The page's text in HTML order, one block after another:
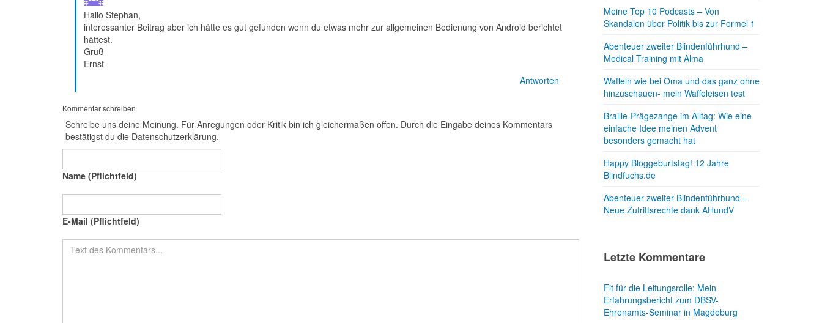
Hallo Stephan,
interessanter Beitrag aber ich hätte es gut gefunden wenn du etwas mehr zur allgemeinen Bedienung von Android berichtet
hättest.
Gruß
Ernst
Antworten
Kommentar schreiben
Schreibe uns deine Meinung. Für Anregungen oder Kritik bin ich gleichermaßen offen. Durch die Eingabe deines Kommentars
bestätigst du die Datenschutzerklärung.
Name (Pflichtfeld)
E-Mail (Pflichtfeld)
Text des Kommentars
Meine Top 10 Podcasts – Von
Skandalen über Politik bis zur Formel 1
Abenteuer zweiter Blindenführhund –
Medical Training mit Alma
Waffeln wie bei Oma und das ganz ohne
hinzuschauen- mein Waffeleisen test
Braille-Prägezange im Alltag: Wie eine
einfache Idee meinen Advent
besonders gemacht hat
Happy Bloggeburtstag! 12 Jahre
Blindfuchs.de
Abenteuer zweiter Blindenführhund –
Neue Zutrittsrechte dank AHundV
Letzte Kommentare
Fit für die Leitungsrolle: Mein
Erfahrungsbericht zum DBSV-
Ehrenamts-Seminar in Magdeburg